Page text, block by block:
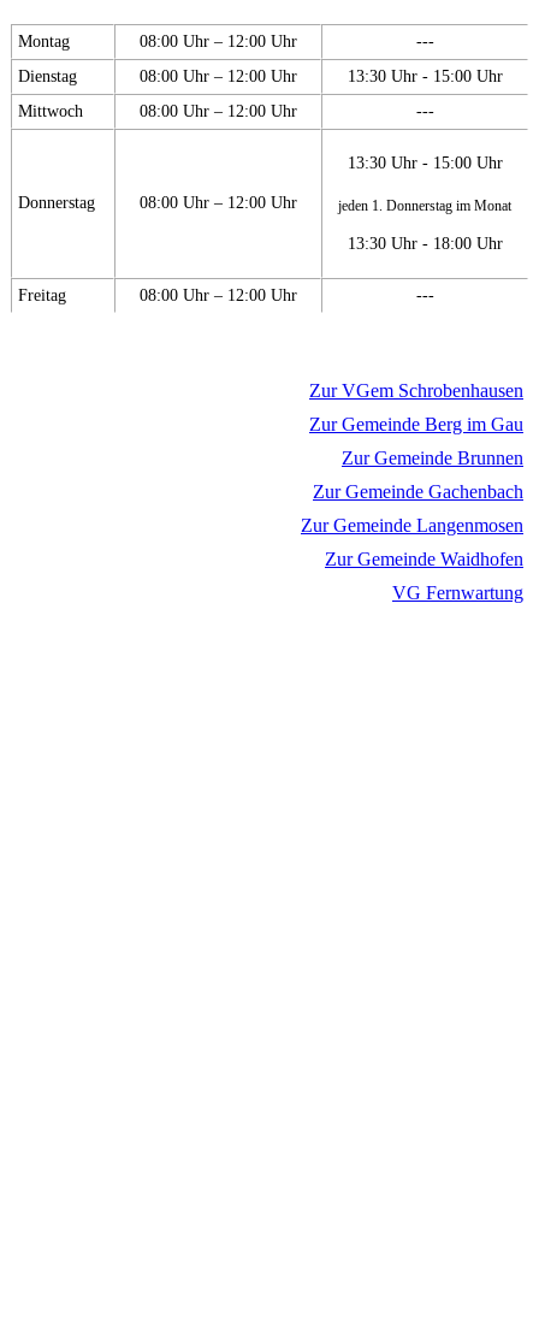
Montag 08:00 Uhr – 12:00 Uhr
---
Dienstag
08:00 Uhr – 12:00 Uhr
13:30 Uhr - 15:00 Uhr
Mittwoch
08:00 Uhr – 12:00 Uhr ---
Donnerstag 08:00 Uhr – 12:00 Uhr
13:30 Uhr - 15:00 Uhr
jeden 1. Donnerstag im Monat
13:30 Uhr - 18:00 Uhr
Freitag 08:00 Uhr – 12:00 Uhr ---
Zur VGem Schrobenhausen
Zur Gemeinde Berg im Gau
Zur Gemeinde Brunnen
Zur Gemeinde Gachenbach
Zur Gemeinde Langenmosen
Zur Gemeinde Waidhofen
VG Fernwartung